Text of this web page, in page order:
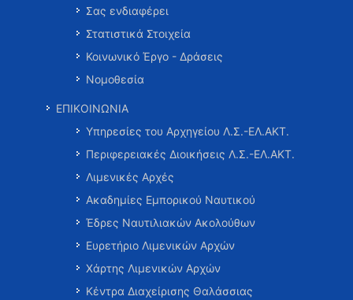
Σας ενδιαφέρει
Στατιστικά Στοιχεία
Κοινωνικό Έργο - Δράσεις
Νομοθεσία
ΕΠΙΚΟΙΝΩΝΙΑ
Υπηρεσίες του Αρχηγείου Λ.Σ.-ΕΛ.ΑΚΤ.
Περιφερειακές Διοικήσεις Λ.Σ.-ΕΛ.ΑΚΤ.
Λιμενικές Αρχές
Ακαδημίες Εμπορικού Ναυτικού
Έδρες Ναυτιλιακών Ακολούθων
Ευρετήριο Λιμενικών Αρχών
Χάρτης Λιμενικών Αρχών
Κέντρα Διαχείρισης Θαλάσσιας